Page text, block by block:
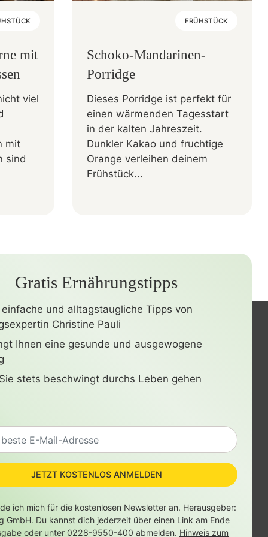
mit
viel
mit
sind
FRÜHSTÜCK
Schoko-Mandarinen-
Porridge
Dieses Porridge ist perfekt für
einen wärmenden Tagesstart
in der kalten Jahreszeit.
Dunkler Kakao und fruchtige
Orange verleihen deinem
Frühstück...
Gratis Ernährungstipps
und alltagstaugliche Tipps von
Christine Pauli
Ihnen eine gesunde und ausgewogene
stets beschwingt durchs Leben gehen
JETZT KOSTENLOS ANMELDEN
ich mich für die kostenlosen Newsletter an. Herausgeber:
GmbH. Du kannst dich jederzeit über einen Link am Ende
oder unter 0228-9550-400 abmelden. Hinweis zum